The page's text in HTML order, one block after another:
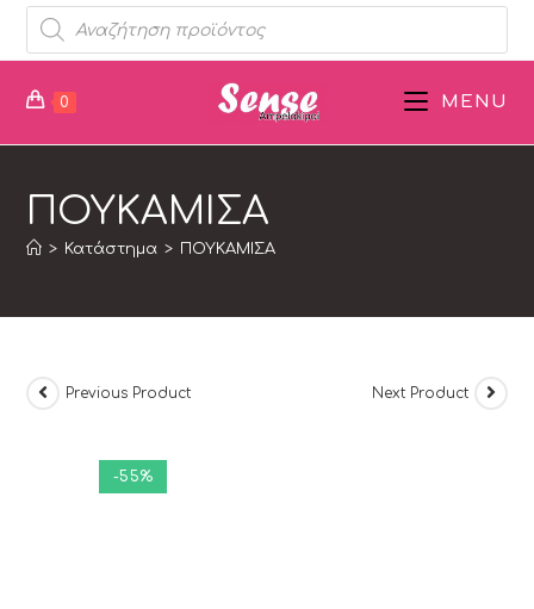
0 MENU
ΠΟΥΚΑΜΙΣΑ
> Κατάστημα > ΠΟΥΚΑΜΙΣΑ
-55%
Previous Product Next Product